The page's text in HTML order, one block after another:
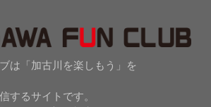
は「加古川を楽しもう」を
するサイトです。